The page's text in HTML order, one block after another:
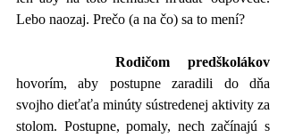
Lebo naozaj. Prečo (a na čo) sa to mení?
Rodičom predškolákov
hovorím, aby postupne zaradili do dňa
svojho dieťaťa minúty sústredenej aktivity za
stolom. Postupne, pomaly, nech začínajú s